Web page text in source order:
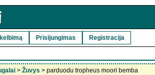
Prisijungimas Registracija
> Žuvys > parduodu tropheus moori bemba